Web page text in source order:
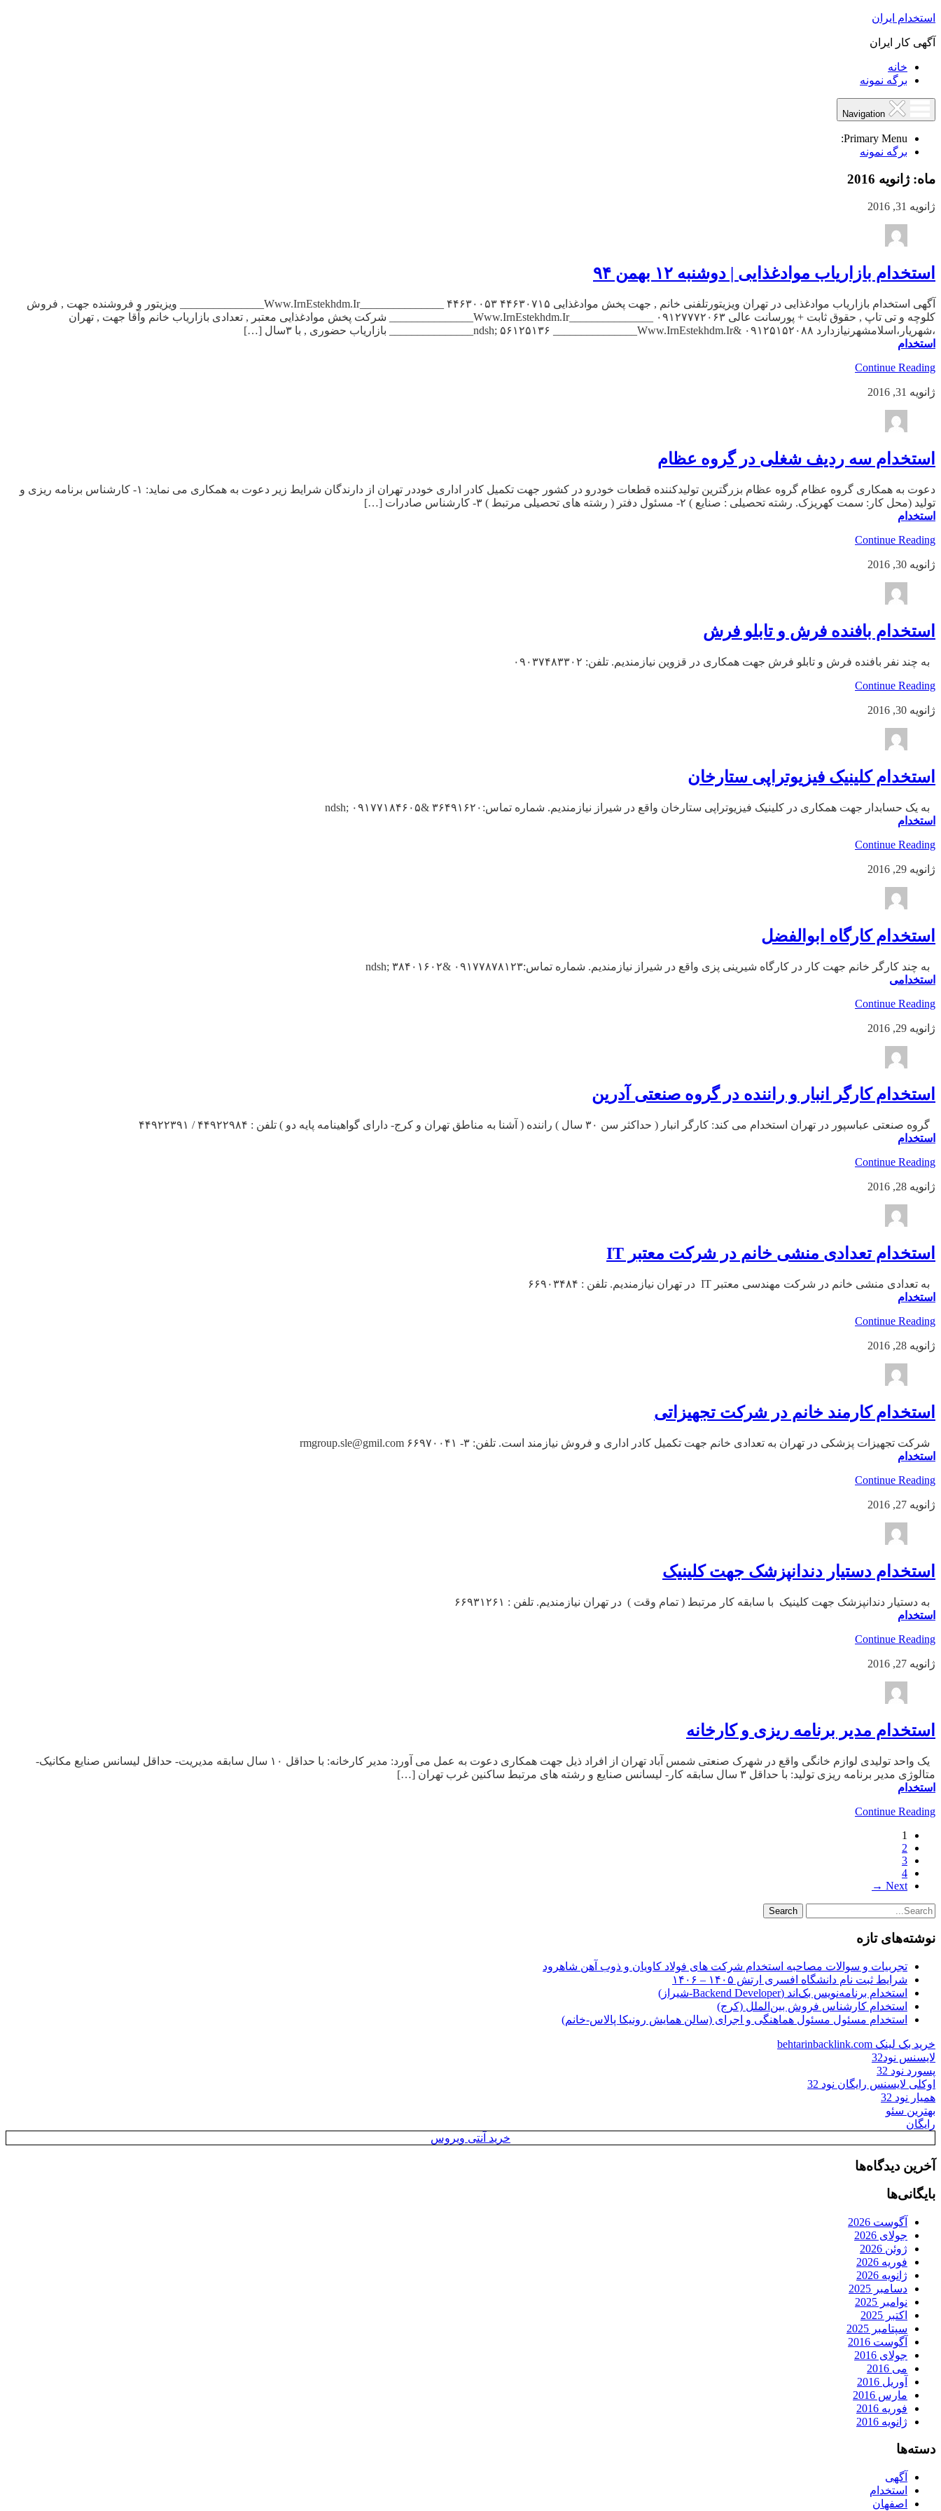
استخدام ایران
آگهی کار ایران
خانه
برگه نمونه
Primary Menu:
برگه نمونه
ماه:ژانویه 2016
ژانویه 31, 2016
استخدام بازاریاب موادغذایی | دوشنبه ۱۲ بهمن ۹۴
آگهی استخدام بازاریاب موادغذایی در تهران ویزیتورتلفنی خانم , جهت پخش موادغذایی ۴۴۶۳۰۷۱۵ ۴۴۶۳۰۰۵۳ _______________Www.IrnEstekhdm.Ir_______________ ویزیتور و فروشنده جهت , فروش
کلوچه و تی تاپ , حقوق ثابت + پورسانت عالی ۰۹۱۲۷۷۷۲۰۶۳ _______________Www.IrnEstekhdm.Ir_______________ شرکت پخش موادغذایی معتبر , تعدادی بازاریاب خانم وآقا جهت , تهران
،شهریار،اسلامشهرنیازدارد ۰۹۱۲۵۱۵۲۰۸۸ &ndsh; ۵۶۱۲۵۱۳۶ _______________Www.IrnEstekhdm.Ir_______________ بازاریاب حضوری , با ۳سال […]
استخدام
Continue Reading
ژانویه 31, 2016
استخدام سه ردیف شغلی در گروه عظام
دعوت به همکاری گروه عظام گروه عظام بزرگترین تولیدکننده قطعات خودرو در کشور جهت تکمیل کادر اداری خوددر تهران از دارندگان شرایط زیر دعوت به همکاری می نماید: ۱- کارشناس برنامه ریزی و
تولید (محل کار: سمت کهریزک. رشته تحصیلی : صنایع ) ۲- مسئول دفتر ( رشته های تحصیلی مرتبط ) ۳- کارشناس صادرات […]
استخدام
Continue Reading
ژانویه 30, 2016
استخدام بافنده فرش و تابلو فرش
به چند نفر بافنده فرش و تابلو فرش جهت همکاری در قزوین نیازمندیم. تلفن: ۰۹۰۳۷۴۸۳۳۰۲
Continue Reading
ژانویه 30, 2016
استخدام کلینیک فیزیوتراپی ستارخان
به یک حسابدار جهت همکاری در کلینیک فیزیوتراپی ستارخان واقع در شیراز نیازمندیم. شماره تماس:۳۶۴۹۱۶۲۰ &ndsh; ۰۹۱۷۷۱۸۴۶۰۵
استخدام
Continue Reading
ژانویه 29, 2016
استخدام کارگاه ابوالفضل
به چند کارگر خانم جهت کار در کارگاه شیرینی پزی واقع در شیراز نیازمندیم. شماره تماس:۰۹۱۷۷۸۷۸۱۲۳ &ndsh; ۳۸۴۰۱۶۰۲
استخدامی
Continue Reading
ژانویه 29, 2016
استخدام کارگر انبار و راننده در گروه صنعتی آدرین
گروه صنعتی عباسپور در تهران استخدام می کند: کارگر انبار ( حداکثر سن ۳۰ سال ) راننده ( آشنا به مناطق تهران و کرج- دارای گواهینامه پایه دو ) تلفن : ۴۴۹۲۲۹۸۴ / ۴۴۹۲۲۳۹۱
استخدام
Continue Reading
ژانویه 28, 2016
استخدام تعدادی منشی خانم در شرکت معتبر IT
به تعدادی منشی خانم در شرکت مهندسی معتبر IT در تهران نیازمندیم. تلفن : ۶۶۹۰۳۴۸۴
استخدام
Continue Reading
ژانویه 28, 2016
استخدام کارمند خانم در شرکت تجهیزاتی
شرکت تجهیزات پزشکی در تهران به تعدادی خانم جهت تکمیل کادر اداری و فروش نیازمند است. تلفن: ۳- ۶۶۹۷۰۰۴۱ rmgroup.sle@gmil.com
استخدام
Continue Reading
ژانویه 27, 2016
استخدام دستیار دندانپزشک جهت کلینیک
به دستیار دندانپزشک جهت کلینیک با سابقه کار مرتبط ( تمام وقت ) در تهران نیازمندیم. تلفن : ۶۶۹۳۱۲۶۱
استخدام
Continue Reading
ژانویه 27, 2016
استخدام مدیر برنامه ریزی و کارخانه
یک واحد تولیدی لوازم خانگی واقع در شهرک صنعتی شمس آباد تهران از افراد ذیل جهت همکاری دعوت به عمل می آورد: مدیر کارخانه: با حداقل ۱۰ سال سابقه مدیریت- حداقل لیسانس صنایع مکانیک-
متالوژی مدیر برنامه ریزی تولید: با حداقل ۳ سال سابقه کار- لیسانس صنایع و رشته های مرتبط ساکنین غرب تهران […]
استخدام
Continue Reading
1
2
3
4
Next →
نوشته‌های تازه
تجربیات و سوالات مصاحبه استخدام شرکت های فولاد کاویان و ذوب آهن شاهرود
شرایط ثبت نام دانشگاه افسری ارتش ۱۴۰۵ – ۱۴۰۶
استخدام برنامه‌نویس بک‌اند (Backend Developer-شیراز)
استخدام کارشناس فروش بین‌الملل (کرج)
استخدام مسئول مسئول هماهنگی و اجرای (سالن همایش رونیکا پالاس-خانم)
خرید بک لینک behtarinbacklink.com
لایسنس نود32
پسورد نود 32
اوکلی لایسنس رایگان نود 32
همیار نود 32
بهترین سئو
رایگان
خرید آنتی ویروس
آخرین دیدگاه‌ها
بایگانی‌ها
آگوست 2026
جولای 2026
ژوئن 2026
فوریه 2026
ژانویه 2026
دسامبر 2025
نوامبر 2025
اکتبر 2025
سپتامبر 2025
آگوست 2016
جولای 2016
می 2016
آوریل 2016
مارس 2016
فوریه 2016
ژانویه 2016
دسته‌ها
آگهی
استخدام
اصفهان